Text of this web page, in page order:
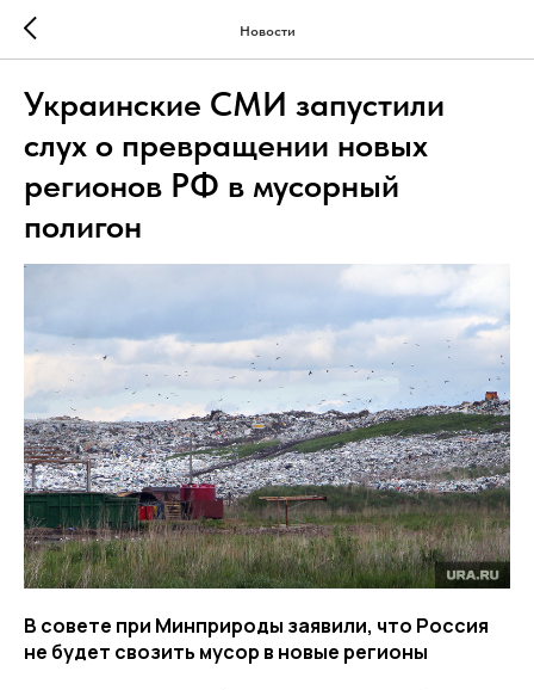
Новости
Украинские СМИ запустили
слух о превращении новых
регионов РФ в мусорный
полигон
В совете при Минприроды заявили, что Россия
не будет свозить мусор в новые регионы